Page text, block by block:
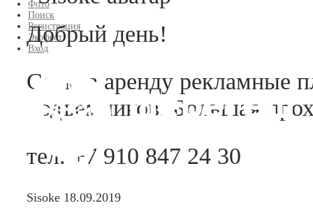
Фото
Поиск
Регистрация
Экофест
Вход
Добрый день!
Сдам в аренду рекламные
подъемников. Большая
тел. +7 910 847 24 30
Sisoke 18.09.2019